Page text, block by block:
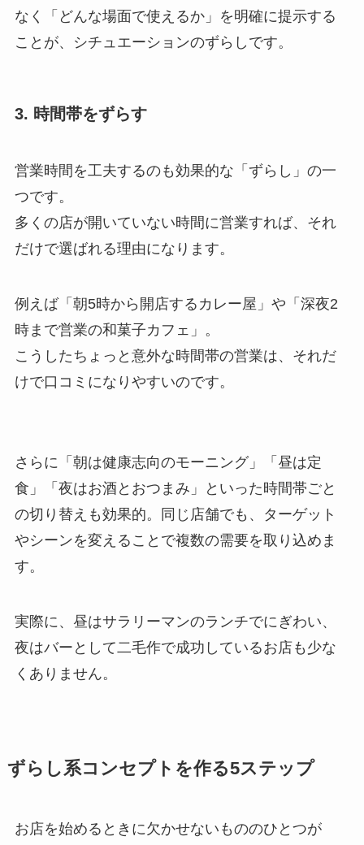
なく「どんな場面で使えるか」を明確に提示する
ことが、シチュエーションのずらしです。
3. 時間帯をずらす
営業時間を工夫するのも効果的な「ずらし」の一
つです。
多くの店が開いていない時間に営業すれば、それ
だけで選ばれる理由になります。
例えば「朝5時から開店するカレー屋」や「深夜2
時まで営業の和菓子カフェ」。
こうしたちょっと意外な時間帯の営業は、それだ
けで口コミになりやすいのです。
さらに「朝は健康志向のモーニング」「昼は定
食」「夜はお酒とおつまみ」といった時間帯ごと
の切り替えも効果的。同じ店舗でも、ターゲット
やシーンを変えることで複数の需要を取り込めま
す。
実際に、昼はサラリーマンのランチでにぎわい、
夜はバーとして二毛作で成功しているお店も少な
くありません。
ずらし系コンセプトを作る5ステップ
お店を始めるときに欠かせないもののひとつが